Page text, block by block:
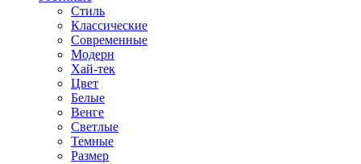
Стиль
Классические
Современные
Модерн
Хай-тек
Цвет
Белые
Венге
Светлые
Темные
Размер